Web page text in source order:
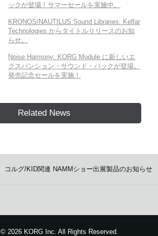
ックが登場！サマーセールを実施中。
KRONOS/NAUTILUS Sound Libraries: Kelfar
Technologies からタイトルリリースのお知
らせ。
Noise Harmony: KORG Module に新しいエ
クスパンション・サウンド・パックが登場。
発売記念セールを実施！
Related News
コルグ/KID関連 NAMMショー出展製品のお知らせ
©2026 KORG Inc. All Rights Reserved.